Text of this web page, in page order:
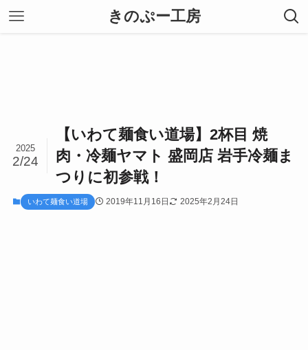
きのぷー工房
【いわて麺食い道場】2杯目 焼
肉・冷麺ヤマト 盛岡店 岩手冷麺ま
つりに初参戦！
2025
2/24
いわて麺食い道場 2019年11月16日 2025年2月24日